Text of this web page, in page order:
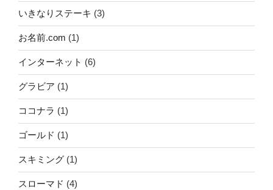
いきなりステーキ (3)
お名前.com (1)
インターネット (6)
グラビア (1)
ココナラ (1)
ゴールド (1)
スキミング (1)
スローマド (4)